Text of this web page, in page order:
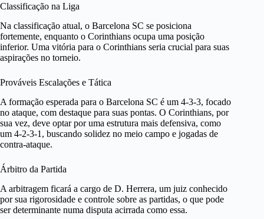
Classificação na Liga
Na classificação atual, o Barcelona SC se posiciona
fortemente, enquanto o Corinthians ocupa uma posição
inferior. Uma vitória para o Corinthians seria crucial para suas
aspirações no torneio.
Prováveis Escalações e Tática
A formação esperada para o Barcelona SC é um 4-3-3, focado
no ataque, com destaque para suas pontas. O Corinthians, por
sua vez, deve optar por uma estrutura mais defensiva, como
um 4-2-3-1, buscando solidez no meio campo e jogadas de
contra-ataque.
Árbitro da Partida
A arbitragem ficará a cargo de D. Herrera, um juiz conhecido
por sua rigorosidade e controle sobre as partidas, o que pode
ser determinante numa disputa acirrada como essa.